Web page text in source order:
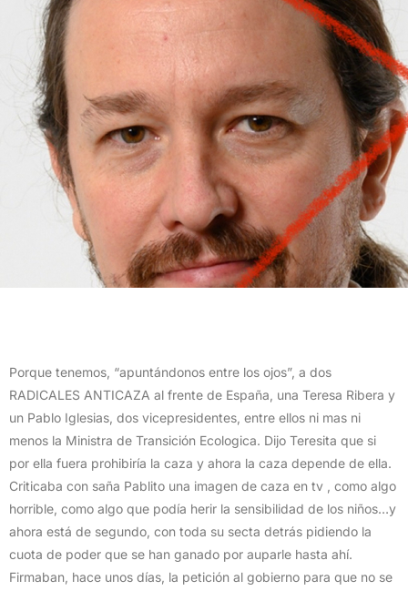
Porque tenemos, “apuntándonos entre los ojos”, a dos
RADICALES ANTICAZA al frente de España, una Teresa Ribera y
un Pablo Iglesias, dos vicepresidentes, entre ellos ni mas ni
menos la Ministra de Transición Ecologica. Dijo Teresita que si
por ella fuera prohibiría la caza y ahora la caza depende de ella.
Criticaba con saña Pablito una imagen de caza en tv , como algo
horrible, como algo que podía herir la sensibilidad de los niños…y
ahora está de segundo, con toda su secta detrás pidiendo la
cuota de poder que se han ganado por auparle hasta ahí.
Firmaban, hace unos días, la petición al gobierno para que no se